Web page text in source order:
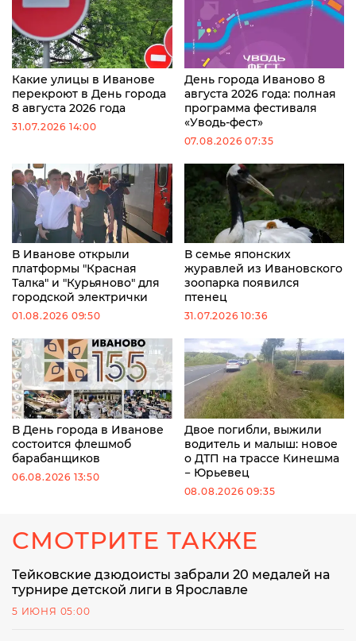
Какие улицы в Иванове
перекроют в День города
8 августа 2026 года
31.07.2026 14:00
День города Иваново 8
августа 2026 года: полная
программа фестиваля
«Уводь-фест»
07.08.2026 07:35
В Иванове открыли
платформы "Красная
Талка" и "Курьяново" для
городской электрички
01.08.2026 09:50
В семье японских
журавлей из Ивановского
зоопарка появился
птенец
31.07.2026 10:36
В День города в Иванове
состоится флешмоб
барабанщиков
06.08.2026 13:50
Двое погибли, выжили
водитель и малыш: новое
о ДТП на трассе Кинешма
− Юрьевец
08.08.2026 09:35
СМОТРИТЕ ТАКЖЕ
Тейковские дзюдоисты забрали 20 медалей на
турнире детской лиги в Ярославле
5 ИЮНЯ 05:00